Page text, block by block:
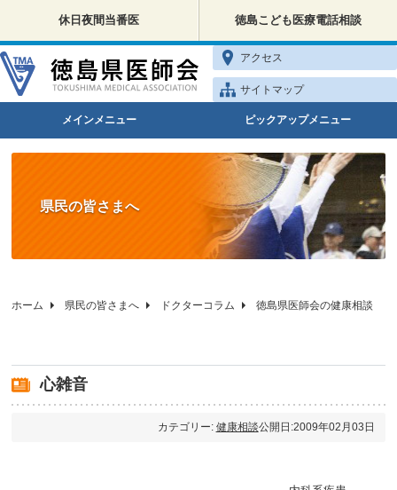
休日夜間当番医 徳島こども医療電話相談
アクセス
サイトマップ
メインメニュー ピックアップメニュー
県民の皆さまへ
ホーム 県民の皆さまへ ドクターコラム 徳島県医師会の健康相談
心雑音
カテゴリー: 健康相談公開日:2009年02月03日